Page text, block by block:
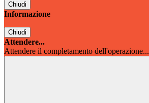
Chiudi
Informazione
Chiudi
Attendere...
Attendere il completamento dell'operazione...